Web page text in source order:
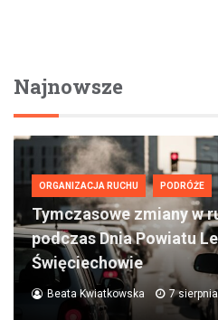
Najnowsze
ORGANIZACJA RUCHU PODRÓŻE
Tymczasowe zmiany w
podczas Dnia Powiatu
Święciechowie
Beata Kwiatkowska 7